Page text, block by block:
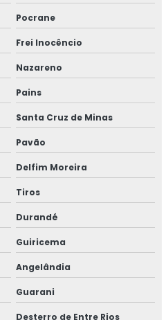
Pocrane
Frei Inocêncio
Nazareno
Pains
Santa Cruz de Minas
Pavão
Delfim Moreira
Tiros
Durandé
Guiricema
Angelândia
Guarani
Desterro de Entre Rios